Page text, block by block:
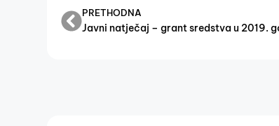
PRETHODNA